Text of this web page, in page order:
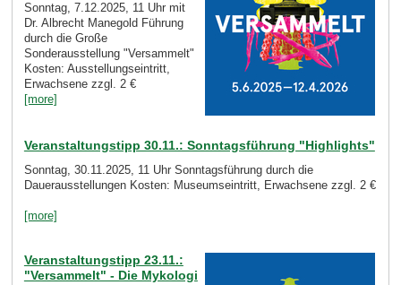
Sonntag, 7.12.2025, 11 Uhr mit
Dr. Albrecht Manegold Führung
durch die Große
Sonderausstellung "Versammelt"
Kosten: Ausstellungseintritt,
Erwachsene zzgl. 2 €
[more]
Veranstaltungstipp 30.11.: Sonntagsführung "Highlights"
Sonntag, 30.11.2025, 11 Uhr Sonntagsführung durch die
Dauerausstellungen Kosten: Museumseintritt, Erwachsene zzgl. 2 €
[more]
Veranstaltungstipp 23.11.:
"Versammelt" - Die Mykologi